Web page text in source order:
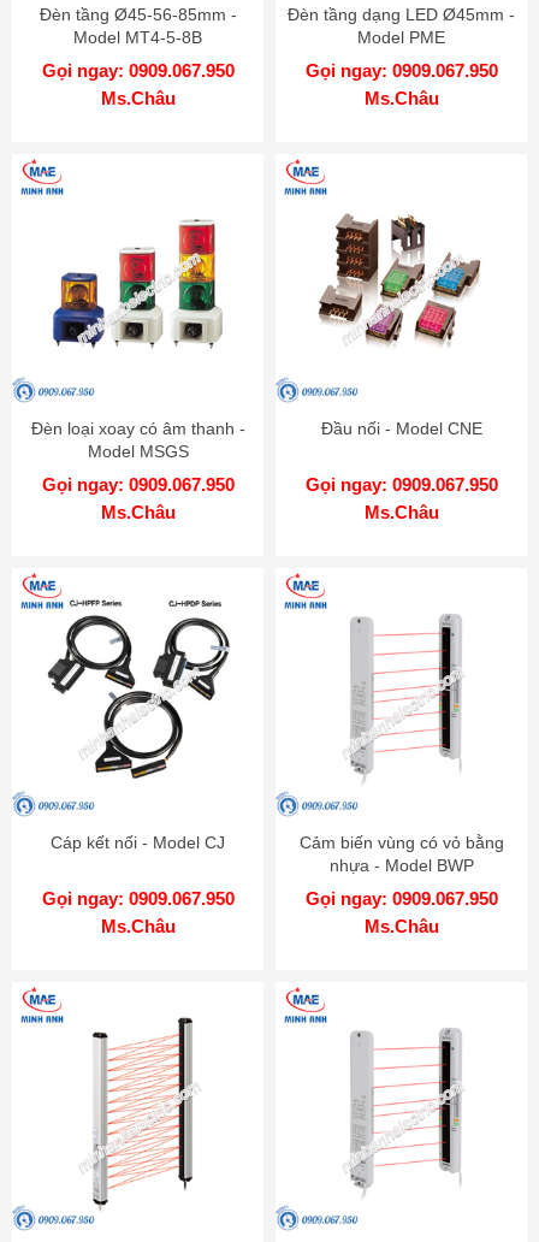
Đèn tầng Ø45-56-85mm -
Model MT4-5-8B
Gọi ngay: 0909.067.950
Ms.Châu
Đèn tầng dạng LED Ø45mm -
Model PME
Gọi ngay: 0909.067.950
Ms.Châu
Đèn loại xoay có âm thanh -
Model MSGS
Gọi ngay: 0909.067.950
Ms.Châu
Đầu nối - Model CNE
Gọi ngay: 0909.067.950
Ms.Châu
Cáp kết nối - Model CJ
Gọi ngay: 0909.067.950
Ms.Châu
Cảm biến vùng có vỏ bằng
nhựa - Model BWP
Gọi ngay: 0909.067.950
Ms.Châu